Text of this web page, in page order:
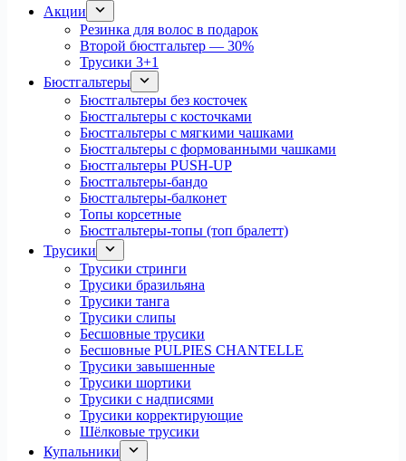
Акции
Резинка для волос в подарок
Второй бюстгальтер — 30%
Трусики 3+1
Бюстгальтеры
Бюстгальтеры без косточек
Бюстгальтеры с косточками
Бюстгальтеры с мягкими чашками
Бюстгальтеры с формованными чашками
Бюстгальтеры PUSH-UP
Бюстгальтеры-бандо
Бюстгальтеры-балконет
Топы корсетные
Бюстгальтеры-топы (топ бралетт)
Трусики
Трусики стринги
Трусики бразильяна
Трусики танга
Трусики слипы
Бесшовные трусики
Бесшовные PULPIES CHANTELLE
Трусики завышенные
Трусики шортики
Трусики с надписями
Трусики корректирующие
Шёлковые трусики
Купальники